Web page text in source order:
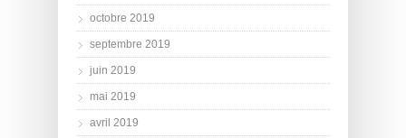
octobre 2019
septembre 2019
juin 2019
mai 2019
avril 2019